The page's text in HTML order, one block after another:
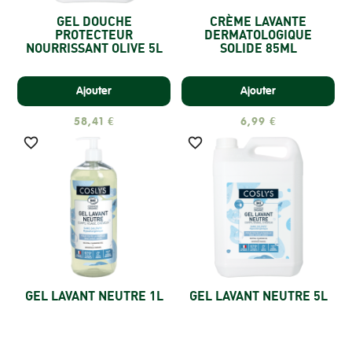
GEL DOUCHE
PROTECTEUR
NOURRISSANT OLIVE 5L
Ajouter
58,41 €
CRÈME LAVANTE
DERMATOLOGIQUE
SOLIDE 85ML
Ajouter
6,99 €

GEL LAVANT NEUTRE 1L

GEL LAVANT NEUTRE 5L